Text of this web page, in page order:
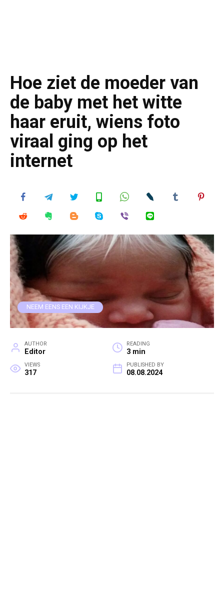
Hoe ziet de moeder van
de baby met het witte
haar eruit, wiens foto
viraal ging op het
internet
NEEM EENS EEN KIJKJE
AUTHOR
Editor
READING
3 min
VIEWS
317
PUBLISHED BY
08.08.2024